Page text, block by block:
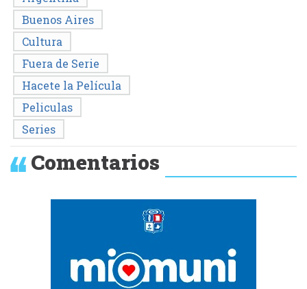
Buenos Aires
Cultura
Fuera de Serie
Hacete la Película
Peliculas
Series
Comentarios